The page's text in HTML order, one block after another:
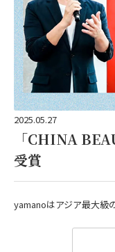
2025.05.27
「CHINA
受賞
中国で23年間続くアジア最大級の化粧品美容専門展示会「CHINA BEAUTY EXPO（中国美容博覧会）」が5月12日〜15日